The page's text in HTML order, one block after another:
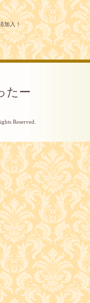
加入！
たー
Reserved.